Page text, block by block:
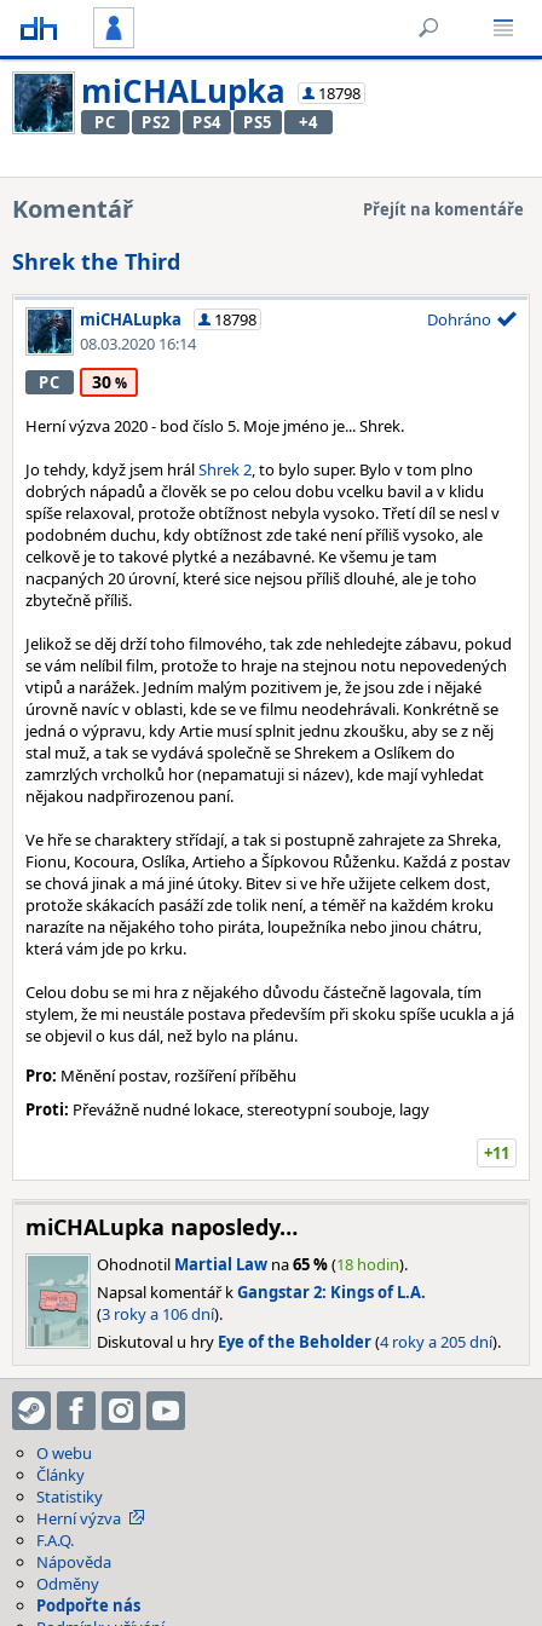
miCHALupka
18798
PC
PS2 PS4 PS5 +4
Komentář Přejít na komentáře
Shrek the Third
miCHALupka
18798
08.03.2020 16:14
Dohráno
PC 30
Herní výzva 2020 - bod číslo 5. Moje jméno je... Shrek.
Jo tehdy, když jsem hrálShrek 2, to bylo super. Bylo v tom plno
dobrých nápadů a člověk se po celou dobu vcelku bavil a v klidu
spíše relaxoval, protože obtížnost nebyla vysoko. Třetí díl se nesl v
podobném duchu, kdy obtížnost zde také není příliš vysoko, ale
celkově je to takové plytké a nezábavné. Ke všemu je tam
nacpaných 20 úrovní, které sice nejsou příliš dlouhé, ale je toho
zbytečně příliš.
Jelikož se děj drží toho filmového, tak zde nehledejte zábavu, pokud
se vám nelíbil film, protože to hraje na stejnou notu nepovedených
vtipů a narážek. Jedním malým pozitivem je, že jsou zde i nějaké
úrovně navíc v oblasti, kde se ve filmu neodehrávali. Konkrétně se
jedná o výpravu, kdy Artie musí splnit jednu zkoušku, aby se z něj
stal muž, a tak se vydává společně se Shrekem a Oslíkem do
zamrzlých vrcholků hor (nepamatuji si název), kde mají vyhledat
nějakou nadpřirozenou paní.
Ve hře se charaktery střídají, a tak si postupně zahrajete za Shreka,
Fionu, Kocoura, Oslíka, Artieho a Šípkovou Růženku. Každá z postav
se chová jinak a má jiné útoky. Bitev si ve hře užijete celkem dost,
protože skákacích pasáží zde tolik není, a téměř na každém kroku
narazíte na nějakého toho piráta, loupežníka nebo jinou chátru,
která vám jde po krku.
Celou dobu se mi hra z nějakého důvodu částečně lagovala, tím
stylem, že mi neustále postava především při skoku spíše ucukla a já
se objevil o kus dál, než bylo na plánu.
Pro: Měnění postav, rozšíření příběhu
Proti: Převážně nudné lokace, stereotypní souboje, lagy
+11
miCHALupka naposledy…
Ohodnotil Martial Law na65 %(18 hodin).
Napsal komentář kGangstar 2: Kings of L.A.
(3 roky a 106 dní).
Diskutoval u hry Eye of the Beholder(4 roky a 205 dní).
O webu
Články
Statistiky
Herní výzva
F.A.Q.
Nápověda
Odměny
Podpořte nás